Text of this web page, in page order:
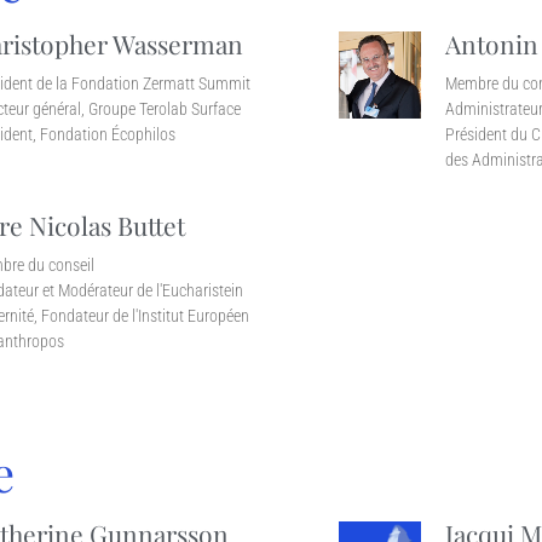
Wasserman
de la Fondation Zermatt Summit
général, Groupe Terolab Surface
Fondation Écophilos
Antonin
Membre du
Président du
des
Nicolas Buttet
du conseil
et Modérateur de l'Eucharistein
Fondateur de l'Institut Européen
Gunnarsson Jacqui